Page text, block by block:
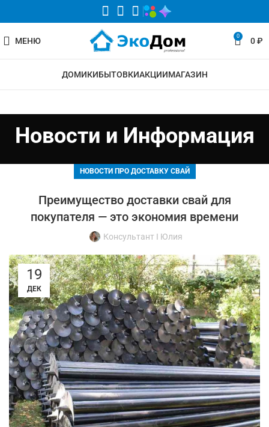
МЕНЮ 0 0₽
ДОМИКИБЫТОВКИАКЦИИМАГАЗИН
Новости и Информация
НОВОСТИ ПРО ДОСТАВКУ СВАЙ
Преимущество доставки свай для
покупателя — это экономия времени
Консультант I Юлия
19
ДЕК